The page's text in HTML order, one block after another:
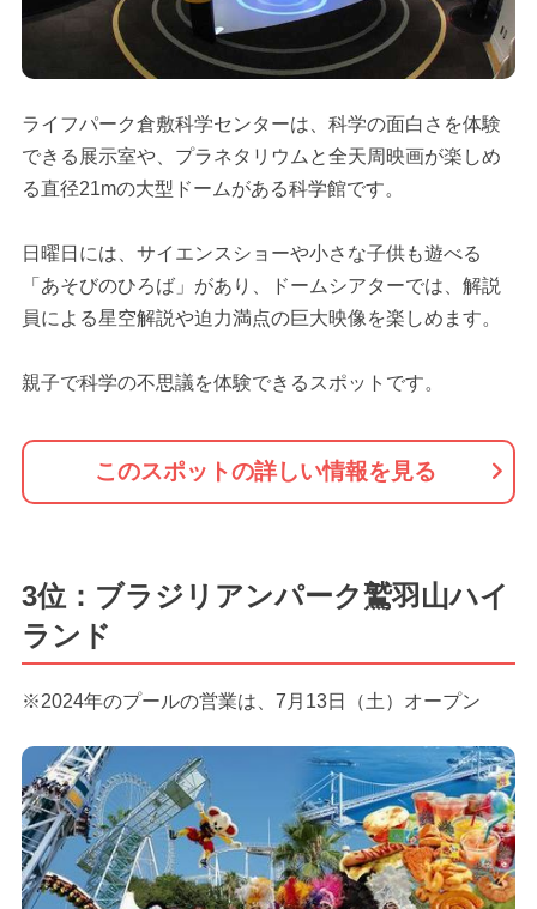
ライフパーク倉敷科学センターは、科学の面白さを体験
できる展示室や、プラネタリウムと全天周映画が楽しめ
る直径21mの大型ドームがある科学館です。
日曜日には、サイエンスショーや小さな子供も遊べる
「あそびのひろば」があり、ドームシアターでは、解説
員による星空解説や迫力満点の巨大映像を楽しめます。
親子で科学の不思議を体験できるスポットです。
このスポットの詳しい情報を見る
3位：ブラジリアンパーク鷲羽山ハイ
ランド
※2024年のプールの営業は、7月13日（土）オープン